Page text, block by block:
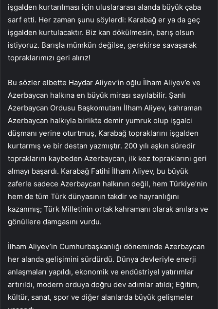
işgalden kurtarılması için uluslararası alanda büyük çaba
sarf etti. Her zaman şunu söylerdi: Karabağ er ya da geç
işgalden kurtulacaktır. Biz kan dökülmesin, barış olsun
istiyoruz. Barışla mümkün değilse, gerekirse savaşarak
topraklarımızı geri alırız!
Bu sözler elbette Haydar Aliyev’in oğlu İlham Aliyev’e ve
Azerbaycan halkına en büyük mirası sayılabilir. Şanlı
Azerbaycan Ordusu Başkomutanı İlham Aliyev, kahraman
Azerbaycan halkıyla birlikte demir yumruk olup işgalci
düşmanı yerine oturtmuş, Karabağ topraklarını işgalden
kurtarmış ve bir destan yazmıştır. 200 yılı aşkın süredir
topraklarını kaybeden Azerbaycan, ilk kez topraklarını geri
almayı başardı. Karabağ Fatihi İlham Aliyev, bu büyük
zaferle sadece Azerbaycan halkının değil, hem Türkiye’nin
hem de tüm Türk dünyasının takdir ve hayranlığını
kazanmış; Türk Milletinin ortak kahramanı olarak anılara ve
gönüllere damgasını vurdu.
İlham Aliyev’in Cumhurbaşkanlığı döneminde Azerbaycan
her alanda gelişimini sürdürdü. Dünya devleriyle enerji
anlaşmaları yapıldı, ekonomik ve endüstriyel yatırımlar
artırıldı, modern orduya doğru dev adımlar atıldı; Eğitim,
kültür, sanat, spor ve diğer alanlarda büyük gelişmeler